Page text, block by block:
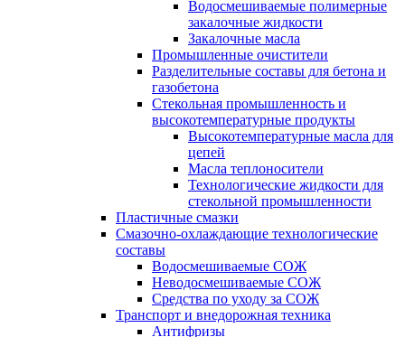
Водосмешиваемые полимерные
закалочные жидкости
Закалочные масла
Промышленные очистители
Разделительные составы для бетона и
газобетона
Стекольная промышленность и
высокотемпературные продукты
Высокотемпературные масла для
цепей
Масла теплоносители
Технологические жидкости для
стекольной промышленности
Пластичные смазки
Смазочно-охлаждающие технологические
составы
Водосмешиваемые СОЖ
Неводосмешиваемые СОЖ
Средства по уходу за СОЖ
Транспорт и внедорожная техника
Антифризы